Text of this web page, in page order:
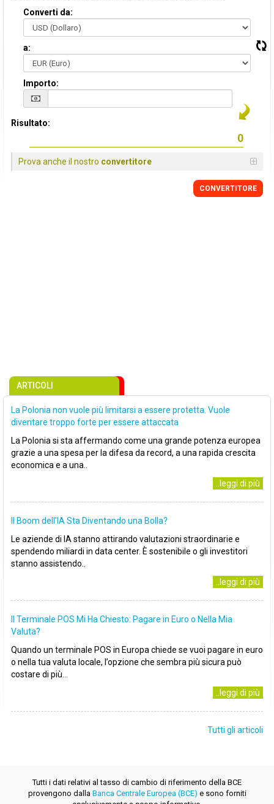
Converti da:
a:
Importo:
Risultato:
Prova anche il nostro convertitore
CONVERTITORE
ARTICOLI
La Polonia non vuole più limitarsi a essere protetta. Vuole
diventare troppo forte per essere attaccata
La Polonia si sta affermando come una grande potenza europea
grazie a una spesa per la difesa da record, a una rapida crescita
economica e a una..
..leggi di più
Il Boom dell'IA Sta Diventando una Bolla?
Le aziende di IA stanno attirando valutazioni straordinarie e
spendendo miliardi in data center. È sostenibile o gli investitori
stanno assistendo..
..leggi di più
Il Terminale POS Mi Ha Chiesto: Pagare in Euro o Nella Mia
Valuta?
Quando un terminale POS in Europa chiede se vuoi pagare in euro
o nella tua valuta locale, l’opzione che sembra più sicura può
costare di più...
..leggi di più
Tutti gli articoli
Tutti i dati relativi al tasso di cambio di riferimento della BCE
provengono dalla Banca Centrale Europea (BCE) e sono forniti